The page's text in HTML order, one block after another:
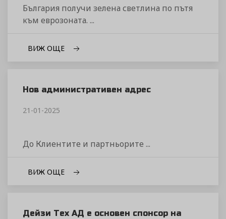
България получи зелена светлина по пътя
към еврозоната. ...
ВИЖ ОЩЕ
Нов административен адрес
21-01-2025
До Клиентите и партньорите ...
ВИЖ ОЩЕ
Дейзи Тех АД е основен спонсор на